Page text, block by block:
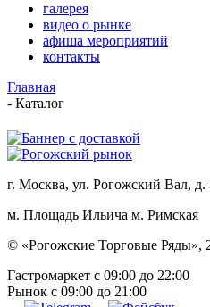
галерея
видео о рынке
афиша мероприятий
контакты
Главная
- Каталог
г. Москва, ул. Рогожский Вал, д.
м. Площадь Ильича м. Римская
© «Рогожские Торговые Ряды»,
Гастромаркет с 09:00 до 22:00
Рынок c 09:00 до 21:00